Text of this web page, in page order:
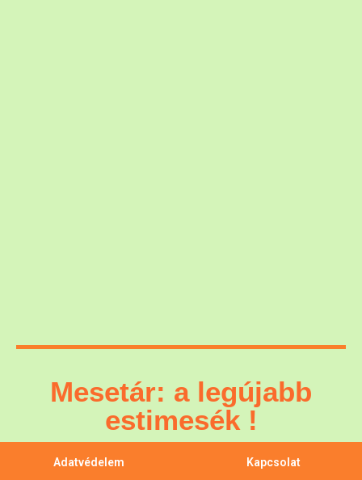
Mesetár: a legújabb
estimesék !
Adatvédelem Kapcsolat